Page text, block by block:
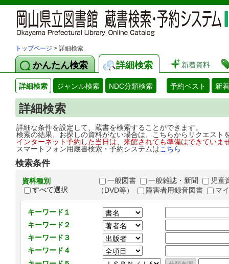
トップページ > 詳細検索
かんたん検索 詳細検索 新着資料
詳細検索 ジャンル検索 NDC分類検索 予約ベスト 新
詳細検索
詳細な条件を設定して、蔵書を検索することができます。
検索の結果、お探しの資料がない場合は、こちらからリクエス
インターネット予約した当日は、来館されても準備はできてい
スマートフォン用蔵書検索・予約システムはこちら
検索条件
資料種別
すべて選択
一般図書 一般雑誌・新聞
児童
（DVD等）
障害者用録音図書 マ
キーワード１
キーワード２
キーワード３
キーワード４